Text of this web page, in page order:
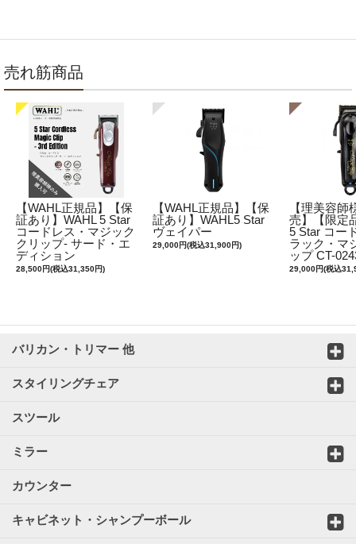
売れ筋商品
【WAHL正規品】【保
証あり】WAHL 5 Star
コードレス・マジック
クリップ- サード・エ
ディション
28,500円(税込31,350円)
【WAHL正規品】【保
証あり】WAHL5 Star
ヴェイパー
29,000円(税込31,900円)
【理美容師
売】【限定
5 Star コー
ラック・マ
ップ CT-
29,000円(税込
バリカン・トリマー 他
スタイリングチェア
スツール
ミラー
カウンター
キャビネット・シャンプーボール